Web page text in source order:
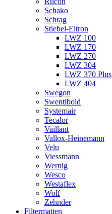
Schako
Schrag
Stiebel-Eltron
LWZ 100
LWZ 170
LWZ 270
LWZ 304
LWZ 370 Plus
LWZ 404
Swegon
Swentibold
Systemair
Tecalor
Vaillant
Vallox-Heinemann
Velu
Viessmann
Wernig
Wesco
Westaflex
Wolf
Zehnder
Filtermatten